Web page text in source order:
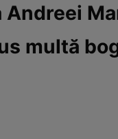
Click!
Andreei
multă